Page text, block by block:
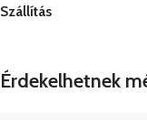
Szállítás
Érdekelhetnek